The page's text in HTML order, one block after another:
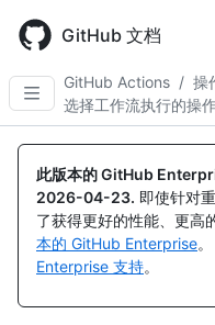
main
content
GitHub 文档
GitHub Actions / 操
选择工作流执行的操
此版本的 GitHub
2026-04-23. 即使针对
了获得更好的性能、更高
本的 GitHub Enterprise
Enterprise 支持。